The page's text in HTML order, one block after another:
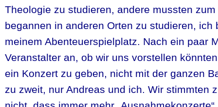
Theologie zu studieren, andere mussten
begannen in anderen Orten zu studieren, ich
meinem Abenteuerspielplatz. Nach ein paar
Veranstalter an, ob wir uns vorstellen
ein Konzert zu geben, nicht mit der ganzen
zu zweit, nur Andreas und ich. Wir stimmten